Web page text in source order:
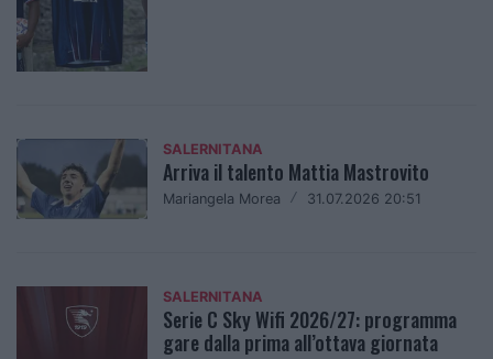
SALERNITANA
Arriva il talento Mattia Mastrovito
Mariangela Morea / 31.07.2026 20:51
SALERNITANA
Serie C Sky Wifi 2026/27: programma
gare dalla prima all’ottava giornata